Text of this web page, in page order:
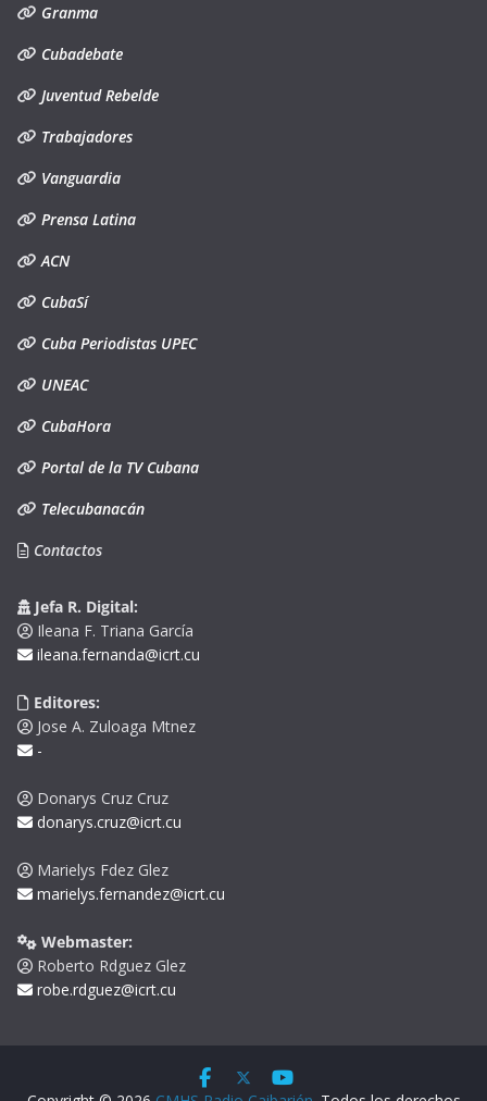
Granma
Cubadebate
Juventud Rebelde
Trabajadores
Vanguardia
Prensa Latina
ACN
CubaSí
Cuba Periodistas UPEC
UNEAC
CubaHora
Portal de la TV Cubana
Telecubanacán
Contactos
Jefa R. Digital:
Ileana F. Triana García
ileana.fernanda@icrt.cu
Editores:
Jose A. Zuloaga Mtnez
-
Donarys Cruz Cruz
donarys.cruz@icrt.cu
Marielys Fdez Glez
marielys.fernandez@icrt.cu
Webmaster:
Roberto Rdguez Glez
robe.rdguez@icrt.cu